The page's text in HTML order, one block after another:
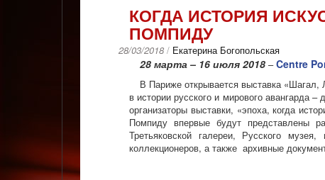
КОГДА ИСТОРИЯ
ПОМПИДУ
28/03/2018 / Екатерина Богопольская
28 марта – 16 июля 2018 –Centre
В Париже открывается выставка
в истории русского и мирового авангарда
организаторы выставки, «эпоха, когда
Помпиду впервые будут представлены
Третьяковской галереи, Русского
коллекционеров, а также архивные